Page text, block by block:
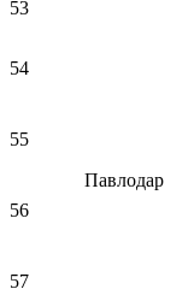
53
54
Павлодар
55
56
57